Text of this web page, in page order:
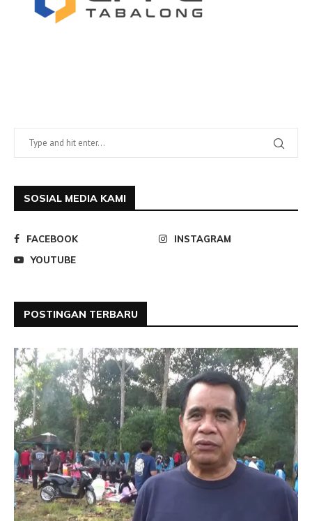
SOSIAL MEDIA KAMI
FACEBOOK
INSTAGRAM
YOUTUBE
POSTINGAN TERBARU